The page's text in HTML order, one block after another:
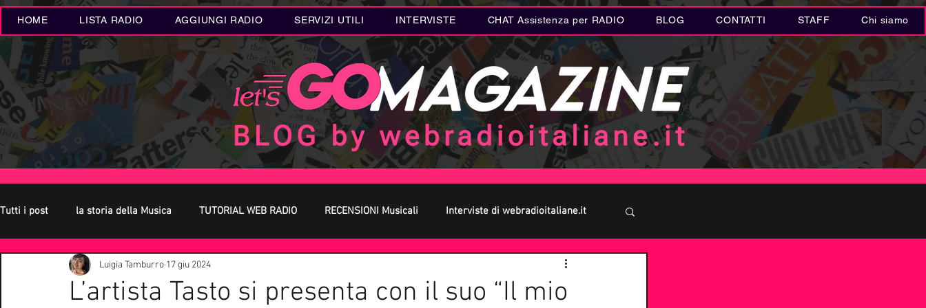
HOME LISTA RADIO AGGIUNGI RADIO SERVIZI UTILI INTERVISTE CHAT Assistenza per RADIO BLOG CONTATTI STAFF Chi siamo
Tutti i post la storia della Musica TUTORIAL WEB RADIO RECENSIONI Musicali Interviste di webradioitaliane.it
Oroscopo Concerti Live Eventi MUSICA Letteratura
L’artista Tasto si presenta con il suo “Il mio
Luigia Tamburro 17 giu 2024